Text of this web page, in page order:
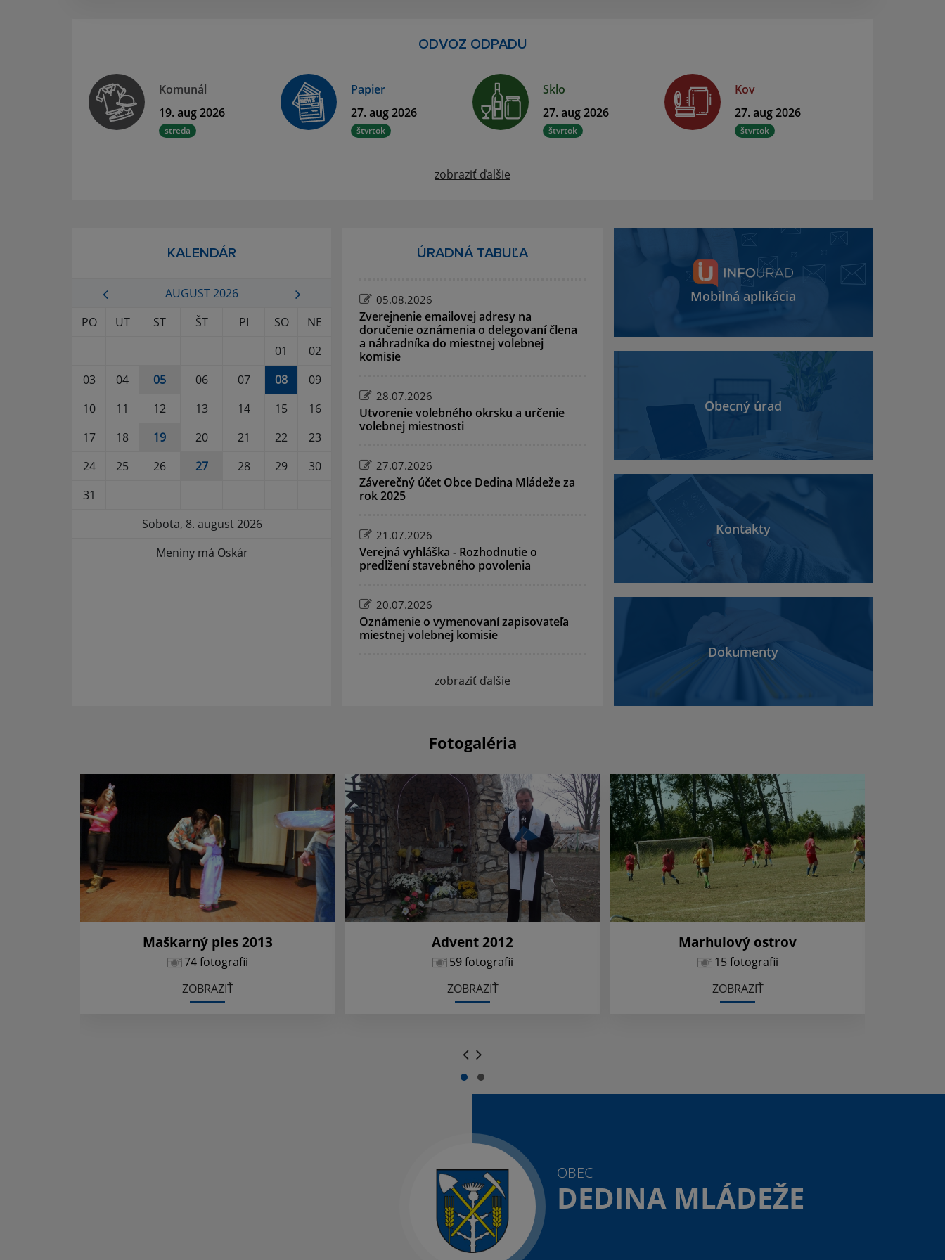
ODVOZ ODPADU
Komunál
19. aug 2026
streda
Papier
27. aug 2026
štvrtok
Sklo
27. aug 2026
štvrtok
Kov
27. aug 2026
štvrtok
zobraziť ďalšie
KALENDÁR
AUGUST 2026
PO
UT ST ŠT PI SO
NE
01
02
03
04 05 06 07 08
09
10
11 12 13 14 15
16
17
18 19 20 21 22
23
24
25 26 27 28 29
30
31
Sobota, 8. august 2026
Meniny má Oskár
ÚRADNÁ TABUĽA
05.08.2026
Zverejnenie emailovej adresy na
doručenie oznámenia o delegovaní člena
a náhradníka do miestnej volebnej
komisie
28.07.2026
Utvorenie volebného okrsku a určenie
volebnej miestnosti
27.07.2026
Záverečný účet Obce Dedina Mládeže za
rok 2025
21.07.2026
Verejná vyhláška - Rozhodnutie o
predlžení stavebného povolenia
20.07.2026
Oznámenie o vymenovaní zapisovateľa
miestnej volebnej komisie
zobraziť ďalšie
Mobilná aplikácia
Obecný úrad
Kontakty
Dokumenty
Fotogaléria
Maškarný ples 2013
74 fotografii
ZOBRAZIŤ
Advent 2012
59 fotografii
ZOBRAZIŤ
Marhulový ostrov
15 fotografii
ZOBRAZIŤ
OBEC
DEDINA MLÁDEŽE